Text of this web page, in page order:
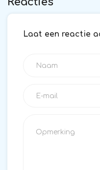
Laat een reactie